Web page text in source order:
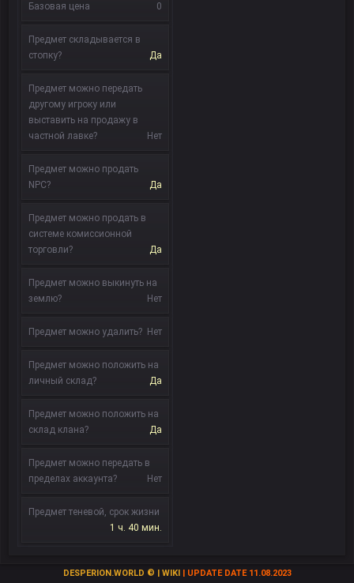
Базовая цена 0
Предмет складывается в
стопку?
Да
Предмет можно передать
другому игроку или
выставить на продажу в
частной лавке?
Нет
Предмет можно продать
NPC?
Да
Предмет можно продать в
системе комиссионной
торговли?
Да
Предмет можно выкинуть на
землю?
Нет
Предмет можно удалить? Нет
Предмет можно положить на
личный склад?
Да
Предмет можно положить на
склад клана?
Да
Предмет можно передать в
пределах аккаунта?
Нет
Предмет теневой, срок жизни
1 ч. 40 мин.
DESPERION.WORLD © | WIKI | UPDATE DATE 11.08.2023